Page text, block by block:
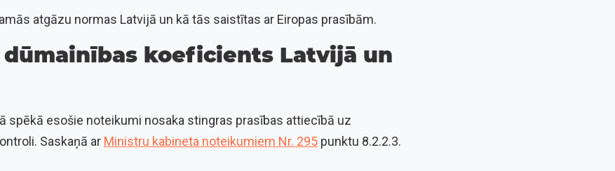
atgāzu normas Latvijā un kā tās saistītas ar Eiropas prasībām.
koeficients Latvijā un
spēkā esošie noteikumi nosaka stingras prasības attiecībā uz
Saskaņā ar Ministru kabineta noteikumiem Nr. 295 punktu 8.2.2.3.